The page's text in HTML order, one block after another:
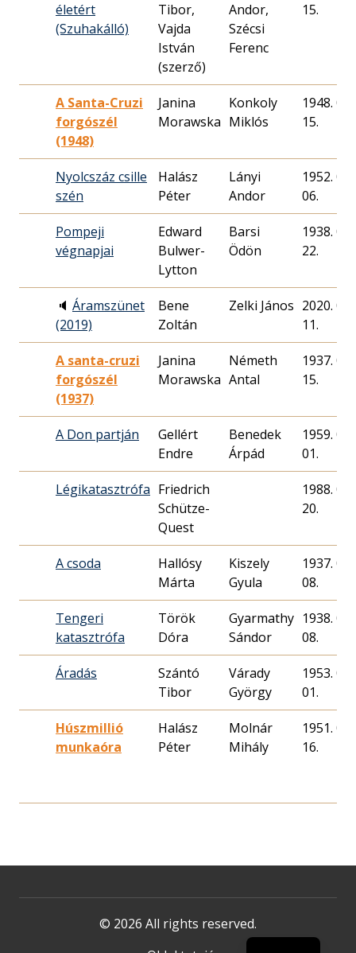
életért
(Szuhakálló)
Tibor,
Vajda
István
(szerző)
Andor,
Szécsi
Ferenc
15.
A Santa-Cruzi
forgószél
(1948)
Janina
Morawska
Konkoly
Miklós
1948. 07.
15.
Nyolcszáz csille
szén
Halász
Péter
Lányi
Andor
1952. 03.
06.
Pompeji
végnapjai
Edward
Bulwer-
Lytton
Barsi
Ödön
1938. 06.
22.
🔈 Áramszünet
(2019)
Bene
Zoltán
Zelki János 2020. 05.
11.
A santa-cruzi
forgószél
(1937)
Janina
Morawska
Németh
Antal
1937. 06.
15.
A Don partján
Gellért
Endre
Benedek
Árpád
1959. 09.
01.
Légikatasztrófa Friedrich
Schütze-
Quest
1988. 01.
20.
A csoda
Hallósy
Márta
Kiszely
Gyula
1937. 04.
08.
Tengeri
katasztrófa
Török
Dóra
Gyarmathy
Sándor
1938. 03.
08.
Áradás
Szántó
Tibor
Várady
György
1953. 01.
01.
Húszmillió
munkaóra
Halász
Péter
Molnár
Mihály
1951. 08.
16.
© 2026 All rights reserved.